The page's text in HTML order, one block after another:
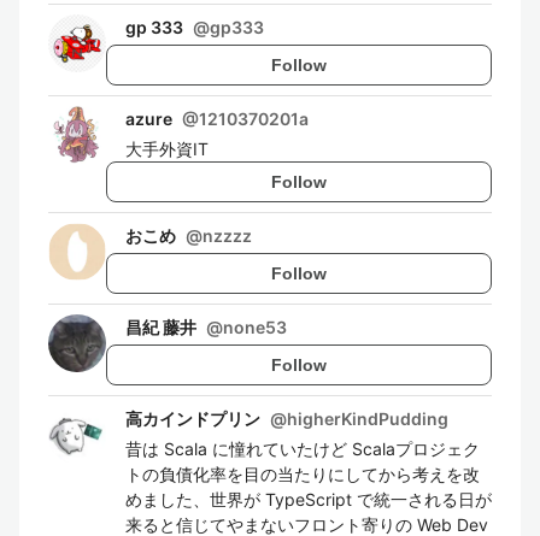
gp 333 @gp333
Follow
azure @1210370201a
大手外資IT
Follow
おこめ @nzzzz
Follow
昌紀 藤井 @none53
Follow
高カインドプリン @higherKindPudding
昔は Scala に憧れていたけど Scalaプロジェク
トの負債化率を目の当たりにしてから考えを改
めました、世界が TypeScript で統一される日が
来ると信じてやまないフロント寄りの Web Dev